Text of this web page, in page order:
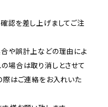
認を差し上げましてご注
や誤計上などの理由によ
場合は取り消しとさせて
際はご連絡をお入れいた